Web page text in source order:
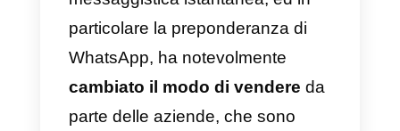
finalizzare la vendita del tuo
prodotto o servizio.
La diffusione delle app di